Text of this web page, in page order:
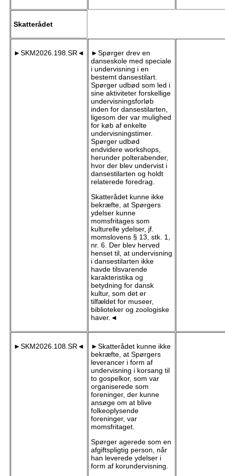
Skatterådet
►SKM2026.198.SR◄
►Spørger drev en
danseskole med speciale
i undervisning i en
bestemt dansestilart.
Spørger udbød som led i
sine aktiviteter forskellige
undervisningsforløb
inden for dansestilarten,
ligesom der var mulighed
for køb af enkelte
undervisningstimer.
Spørger udbød
endvidere workshops,
herunder polterabender,
hvor der blev undervist i
dansestilarten og holdt
relaterede foredrag.
Skatterådet kunne ikke
bekræfte, at Spørgers
ydelser kunne
momsfritages som
kulturelle ydelser, jf.
momslovens § 13, stk. 1,
nr. 6. Der blev herved
henset til, at undervisning
i dansestilarten ikke
havde tilsvarende
karakteristika og
betydning for dansk
kultur, som det er
tilfældet for museer,
biblioteker og zoologiske
haver.◄
►SKM2026.108.SR◄
►Skatterådet kunne ikke
bekræfte, at Spørgers
leverancer i form af
undervisning i korsang til
to gospelkor, som var
organiserede som
foreninger, der kunne
ansøge om at blive
folkeoplysende
foreninger, var
momsfritaget.
Spørger agerede som en
afgiftspligtig person, når
han leverede ydelser i
form af korundervisning.